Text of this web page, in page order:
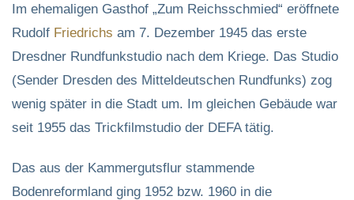
Im ehemaligen Gasthof „Zum Reichsschmied“ eröffnete
Rudolf Friedrichs am 7. Dezember 1945 das erste
Dresdner Rundfunkstudio nach dem Kriege. Das Studio
(Sender Dresden des Mitteldeutschen Rundfunks) zog
wenig später in die Stadt um. Im gleichen Gebäude war
seit 1955 das Trickfilmstudio der DEFA tätig.
Das aus der Kammergutsflur stammende
Bodenreformland ging 1952 bzw. 1960 in die